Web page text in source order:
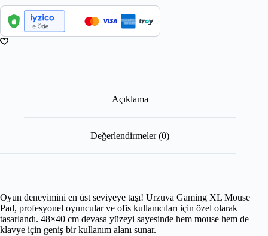
Açıklama
Değerlendirmeler (0)
Oyun deneyimini en üst seviyeye taşı! Urzuva Gaming XL Mouse
Pad, profesyonel oyuncular ve ofis kullanıcıları için özel olarak
tasarlandı. 48×40 cm devasa yüzeyi sayesinde hem mouse hem de
klavye için geniş bir kullanım alanı sunar.